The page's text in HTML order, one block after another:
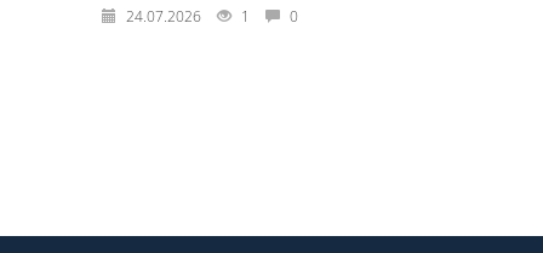
24.07.2026 1 0